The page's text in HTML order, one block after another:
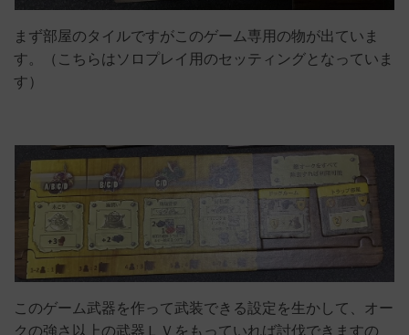
まず部屋のタイルですがこのゲーム専用の物が出ていま
す。（こちらはソロプレイ用のセッティングとなっていま
す）
このゲーム武器を作って武装できる設定を生かして、オー
クの強さ以上の武器ＬＶをもっていれば討伐できますの